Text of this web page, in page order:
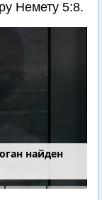
Немету 5:8.
найден